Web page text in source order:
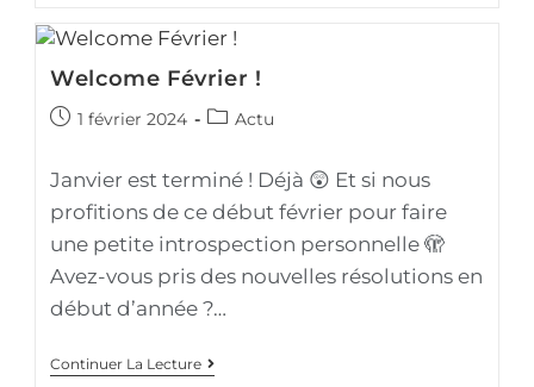
Welcome Février !
1 février 2024 Actu
Janvier est terminé ! Déjà 😲 Et si nous
profitions de ce début février pour faire
une petite introspection personnelle 🫣
Avez-vous pris des nouvelles résolutions en
début d’année ?…
Continuer La Lecture